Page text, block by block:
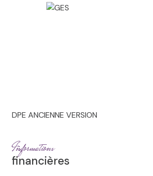
DPE ANCIENNE VERSION
Informations
financières